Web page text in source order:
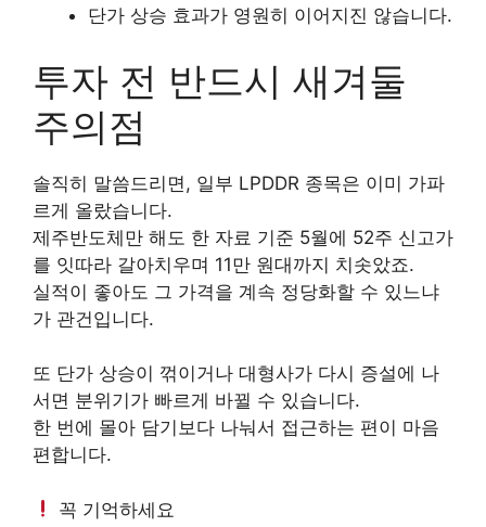
단가 상승 효과가 영원히 이어지진 않습니다.
투자 전 반드시 새겨둘
주의점
솔직히 말씀드리면, 일부 LPDDR 종목은 이미 가파
르게 올랐습니다.
제주반도체만 해도 한 자료 기준 5월에 52주 신고가
를 잇따라 갈아치우며 11만 원대까지 치솟았죠.
실적이 좋아도 그 가격을 계속 정당화할 수 있느냐
가 관건입니다.
또 단가 상승이 꺾이거나 대형사가 다시 증설에 나
서면 분위기가 빠르게 바뀔 수 있습니다.
한 번에 몰아 담기보다 나눠서 접근하는 편이 마음
편합니다.
꼭 기억하세요